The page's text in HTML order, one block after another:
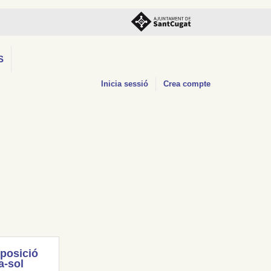
Inicia sessió Crea compte
sol